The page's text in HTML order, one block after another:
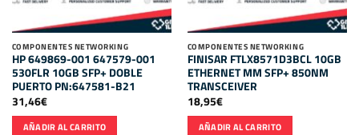
COMPONENTES NETWORKING
HP 649869-001 647579-001
530FLR 10GB SFP+ DOBLE
PUERTO PN:647581-B21
31,46€
AÑADIR AL CARRITO
COMPONENTES NETWORKING
FINISAR FTLX8571D3BCL 10GB
ETHERNET MM SFP+ 850NM
TRANSCEIVER
18,95€
AÑADIR AL CARRITO